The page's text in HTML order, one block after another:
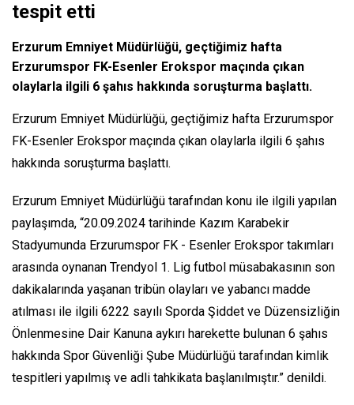
tespit etti
Erzurum Emniyet Müdürlüğü, geçtiğimiz hafta
Erzurumspor FK-Esenler Erokspor maçında çıkan
olaylarla ilgili 6 şahıs hakkında soruşturma başlattı.
Erzurum Emniyet Müdürlüğü, geçtiğimiz hafta Erzurumspor
FK-Esenler Erokspor maçında çıkan olaylarla ilgili 6 şahıs
hakkında soruşturma başlattı.
Erzurum Emniyet Müdürlüğü tarafından konu ile ilgili yapılan
paylaşımda, “20.09.2024 tarihinde Kazım Karabekir
Stadyumunda Erzurumspor FK - Esenler Erokspor takımları
arasında oynanan Trendyol 1. Lig futbol müsabakasının son
dakikalarında yaşanan tribün olayları ve yabancı madde
atılması ile ilgili 6222 sayılı Sporda Şiddet ve Düzensizliğin
Önlenmesine Dair Kanuna aykırı harekette bulunan 6 şahıs
hakkında Spor Güvenliği Şube Müdürlüğü tarafından kimlik
tespitleri yapılmış ve adli tahkikata başlanılmıştır.” denildi.